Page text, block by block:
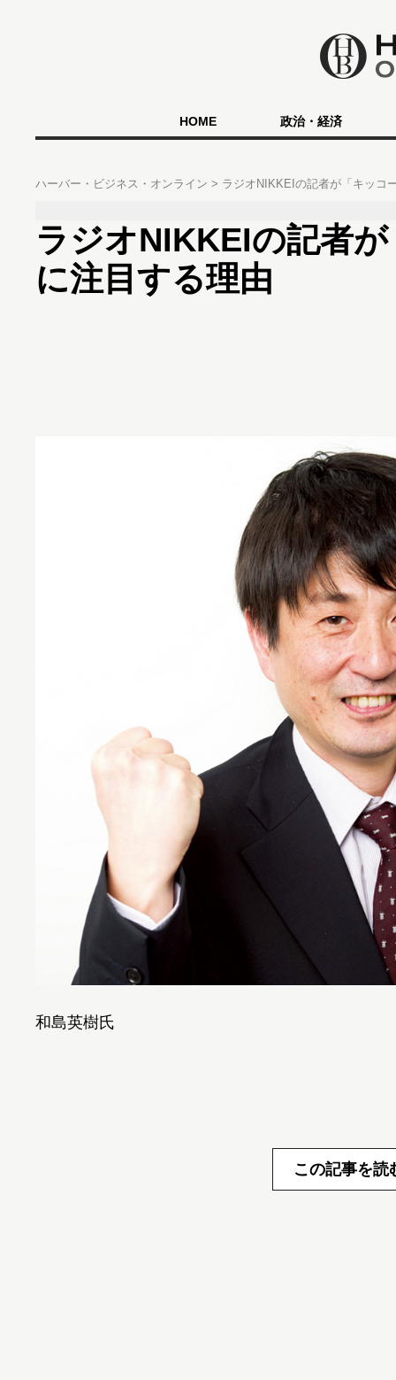
HOME 政治・経済
ハーバー・ビジネス・オンライン ラジオNIKKEIの記者が「キッコ
ラジオNIKKEIの記者
に注目する理由
和島英樹氏
この記事を読